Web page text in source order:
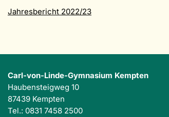
Jahresbericht 2022/23
Carl-von-Linde-Gymnasium Kempten
Haubensteigweg 10
87439 Kempten
Tel.: 0831 7458 2500